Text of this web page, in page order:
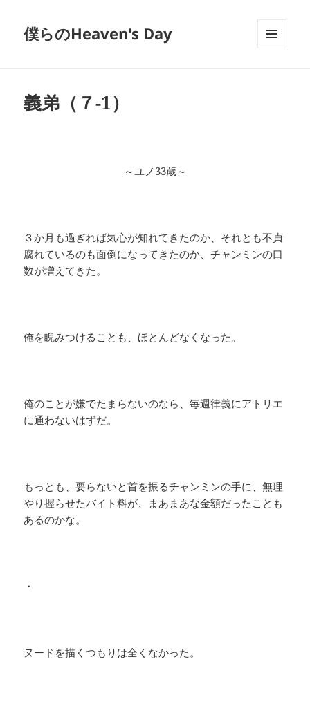
僕らのHeaven's Day
義弟（７-1）
～ユノ33歳～
３か月も過ぎれば気心が知れてきたのか、それとも不貞
腐れているのも面倒になってきたのか、チャンミンの口
数が増えてきた。
俺を睨みつけることも、ほとんどなくなった。
俺のことが嫌でたまらないのなら、毎週律義にアトリエ
に通わないはずだ。
もっとも、要らないと首を振るチャンミンの手に、無理
やり握らせたバイト料が、まあまあな金額だったことも
あるのかな。
・
ヌードを描くつもりは全くなかった。